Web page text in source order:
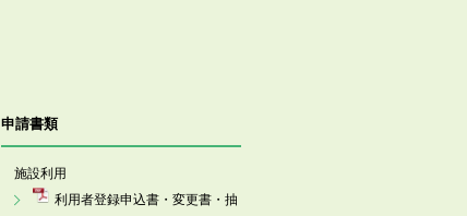
申請書類
施設利用
利用者登録申込書・変更書・抽